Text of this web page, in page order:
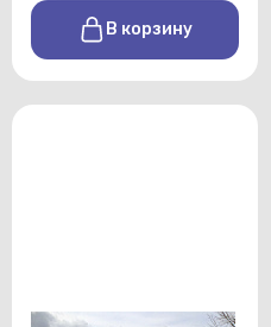
В корзину